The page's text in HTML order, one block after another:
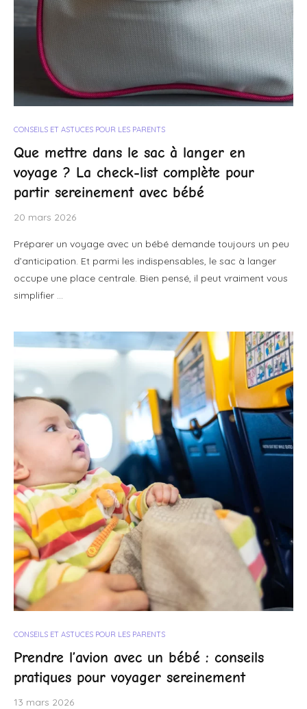
CONSEILS ET ASTUCES POUR LES PARENTS
Que mettre dans le sac à langer en
voyage ? La check-list complète pour
partir sereinement avec bébé
20 mars 2026
Préparer un voyage avec un bébé demande toujours un peu
d’anticipation. Et parmi les indispensables, le sac à langer
occupe une place centrale. Bien pensé, il peut vraiment vous
simplifier …
CONSEILS ET ASTUCES POUR LES PARENTS
Prendre l’avion avec un bébé : conseils
pratiques pour voyager sereinement
13 mars 2026